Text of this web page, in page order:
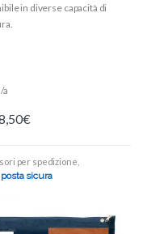
in diverse capacità di
a
€
per spedizione
ed imballo
sicura